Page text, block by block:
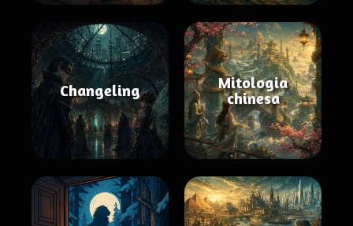
Changeling
Mitologia
chinesa